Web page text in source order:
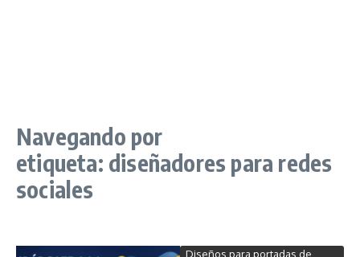
Navegando por
etiqueta: diseñadores para redes
sociales
Diseños para portadas de